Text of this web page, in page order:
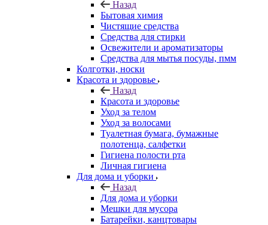
Назад
Бытовая химия
Чистящие средства
Средства для стирки
Освежители и ароматизаторы
Средства для мытья посуды, пмм
Колготки, носки
Красота и здоровье
Назад
Красота и здоровье
Уход за телом
Уход за волосами
Туалетная бумага, бумажные
полотенца, салфетки
Гигиена полости рта
Личная гигиена
Для дома и уборки
Назад
Для дома и уборки
Мешки для мусора
Батарейки, канцтовары